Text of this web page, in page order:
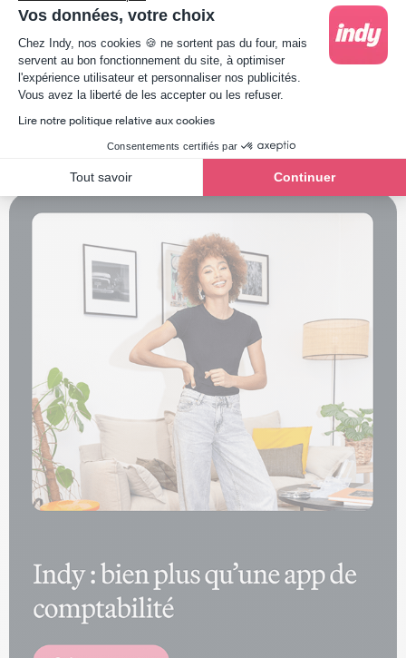
Vos données, votre choix
Plateforme de Gestion du Consentement :
Chez Indy, nos cookies 🍪 ne sortent pas du four, mais
servent au bon fonctionnement du site, à optimiser
l'expérience utilisateur et personnaliser nos publicités.
Vous avez la liberté de les accepter ou les refuser.
Lire notre politique relative aux cookies
Consentements certifiés par
Tout savoir Continuer
Axeptio consent
plusieurs professionnels. Avec un
logiciel de comptabilité
en ligne, l’exercice est plus facile : comme vos
transactions sont automatiquement catégorisées, vous
n’avez plus qu’à vérifier la liste des professionnels à qui
vous avez réglé des honoraires.
Des interrogations sur la DAS2 ? Notre équipe vous
répond dans les commentaires !